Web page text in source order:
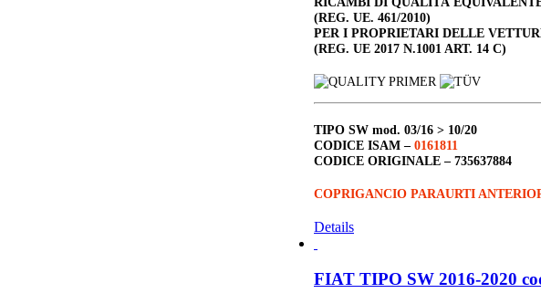
(REG. UE. 461/2010)
PER I PROPRIETARI DELLE
(REG. UE 2017 N.1001 ART. 14 C)
TIPO SW mod. 03/16 > 10/20
CODICE ISAM – 0161811
CODICE ORIGINALE – 735637884
COPRIGANCIO PARAURTI
Details
FIAT TIPO SW 2016-2020